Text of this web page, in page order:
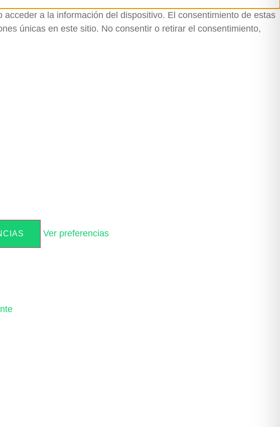
a la información del dispositivo. El consentimiento de estas
únicas en este sitio. No consentir o retirar el consentimiento,
Ver preferencias